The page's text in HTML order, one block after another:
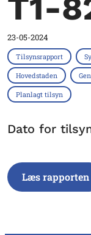
T1-
23-05-2024
Tilsynsrapport
Hovedstaden
Planlagt tilsyn
Dato for
Læs rapporten